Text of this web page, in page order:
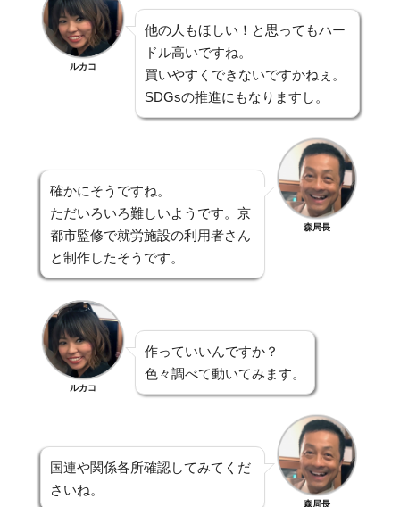
ルカコ
他の人もほしい！と思ってもハー
ドル高いですね。
買いやすくできないですかねぇ。
SDGsの推進にもなりますし。
確かにそうですね。
ただいろいろ難しいようです。京
都市監修で就労施設の利用者さん
と制作したそうです。
森局長
ルカコ
作っていいんですか？
色々調べて動いてみます。
国連や関係各所確認してみてくだ
さいね。
森局長